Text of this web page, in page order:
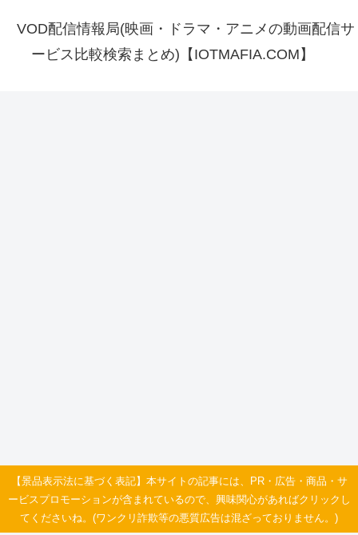
VOD配信情報局(映画・ドラマ・アニメの動画配信サ
ービス比較検索まとめ)【IOTMAFIA.COM】
【景品表示法に基づく表記】本サイトの記事には、PR・広告・商品・サ
ービスプロモーションが含まれているので、興味関心があればクリックし
てくださいね。(ワンクリ詐欺等の悪質広告は混ざっておりません。)